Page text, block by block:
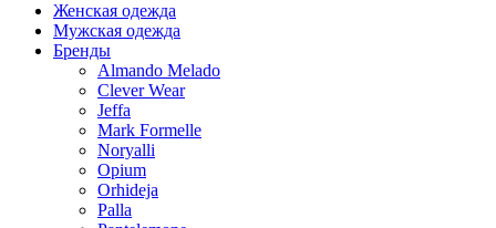
Женская одежда
Мужская одежда
Бренды
Almando Melado
Clever Wear
Jeffa
Mark Formelle
Noryalli
Opium
Orhideja
Palla